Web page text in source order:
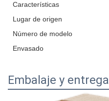
Características
Lugar de origen
Número de modelo
Envasado
Embalaje y entrega